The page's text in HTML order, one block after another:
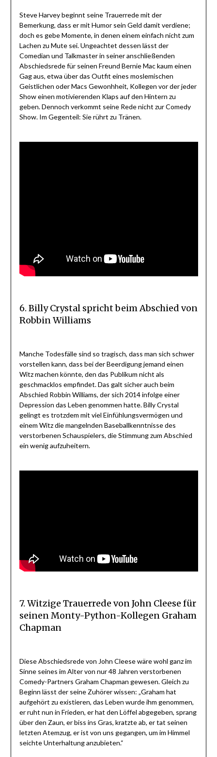
Steve Harvey beginnt seine Trauerrede mit der
Bemerkung, dass er mit Humor sein Geld damit verdiene;
doch es gebe Momente, in denen einem einfach nicht zum
Lachen zu Mute sei. Ungeachtet dessen lässt der
Comedian und Talkmaster in seiner anschließenden
Abschiedsrede für seinen Freund Bernie Mac kaum einen
Gag aus, etwa über das Outfit eines moslemischen
Geistlichen oder Macs Gewonhheit, Kollegen vor der jeder
Show einen motivierenden Klaps auf den Hintern zu
geben. Dennoch verkommt seine Rede nicht zur Comedy
Show. Im Gegenteil: Sie rührt zu Tränen.
6. Billy Crystal spricht beim Abschied von
Robbin Williams
Manche Todesfälle sind so tragisch, dass man sich schwer
vorstellen kann, dass bei der Beerdigung jemand einen
Witz machen könnte, den das Publikum nicht als
geschmacklos empfindet. Das galt sicher auch beim
Abschied Robbin Williams, der sich 2014 infolge einer
Depression das Leben genommen hatte. Billy Crystal
gelingt es trotzdem mit viel Einfühlungsvermögen und
einem Witz die mangelnden Baseballkenntnisse des
verstorbenen Schauspielers, die Stimmung zum Abschied
ein wenig aufzuheitern.
7. Witzige Trauerrede von John Cleese für
seinen Monty-Python-Kollegen Graham
Chapman
Diese Abschiedsrede von John Cleese wäre wohl ganz im
Sinne seines im Alter von nur 48 Jahren verstorbenen
Comedy-Partners Graham Chapman gewesen. Gleich zu
Beginn lässt der seine Zuhörer wissen: „Graham hat
aufgehört zu existieren, das Leben wurde ihm genommen,
er ruht nun in Frieden, er hat den Löffel abgegeben, sprang
über den Zaun, er biss ins Gras, kratzte ab, er tat seinen
letzten Atemzug, er ist von uns gegangen, um im Himmel
seichte Unterhaltung anzubieten.“